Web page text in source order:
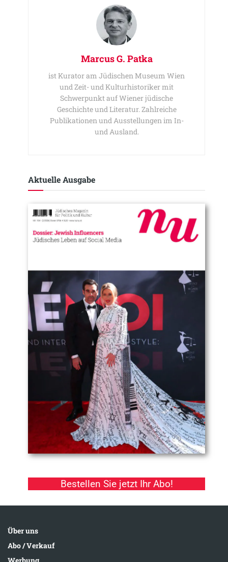
Marcus G. Patka
ist Kurator am Jüdischen Museum Wien
und Zeit- und Kulturhistoriker mit
Schwerpunkt auf Wiener jüdische
Geschichte und Literatur. Zahlreiche
Publikationen und Ausstellungen im In-
und Ausland.
Aktuelle Ausgabe​
Bestellen Sie jetzt Ihr Abo!
Über uns
Abo / Verkauf